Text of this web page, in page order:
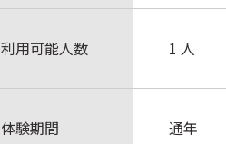
利用可能人数 1 人
体験期間 通年